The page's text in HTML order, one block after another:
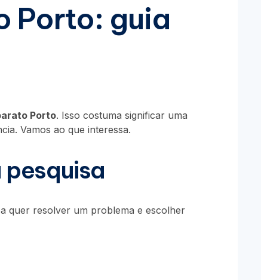
Porto: guia
Porto. Isso costuma significar uma
Vamos ao que interessa.
quer resolver um problema e escolher